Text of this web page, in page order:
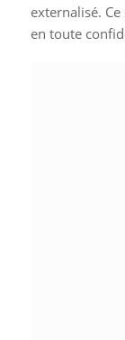
externalisé.
en toute